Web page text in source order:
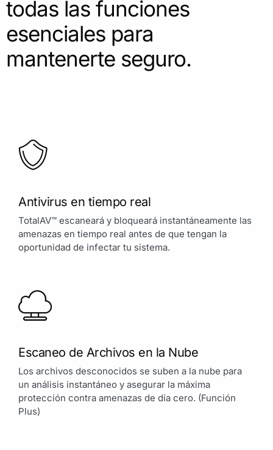
todas las funciones
esenciales para
mantenerte seguro.
Antivirus en tiempo real
TotalAV™ escaneará y bloqueará instantáneamente las
amenazas en tiempo real antes de que tengan la
oportunidad de infectar tu sistema.
Escaneo de Archivos en la Nube
Los archivos desconocidos se suben a la nube para
un análisis instantáneo y asegurar la máxima
protección contra amenazas de día cero. (Función
Plus)